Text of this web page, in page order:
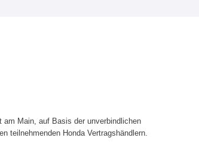
am Main, auf Basis der unverbindlichen
teilnehmenden Honda Vertragshändlern.